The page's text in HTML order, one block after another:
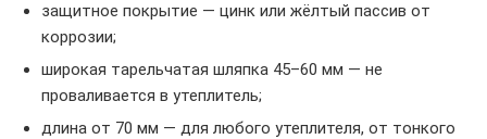
защитное покрытие — цинк или жёлтый пассив от
коррозии;
широкая тарельчатая шляпка 45–60 мм — не
проваливается в утеплитель;
длина от 70 мм — для любого утеплителя, от тонкого